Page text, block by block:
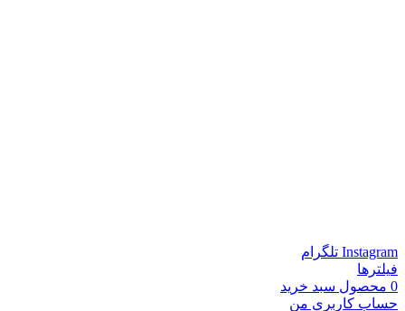
Instagram تلگرام
فیلترها
0 محصول سبد خرید
حساب کاربری من